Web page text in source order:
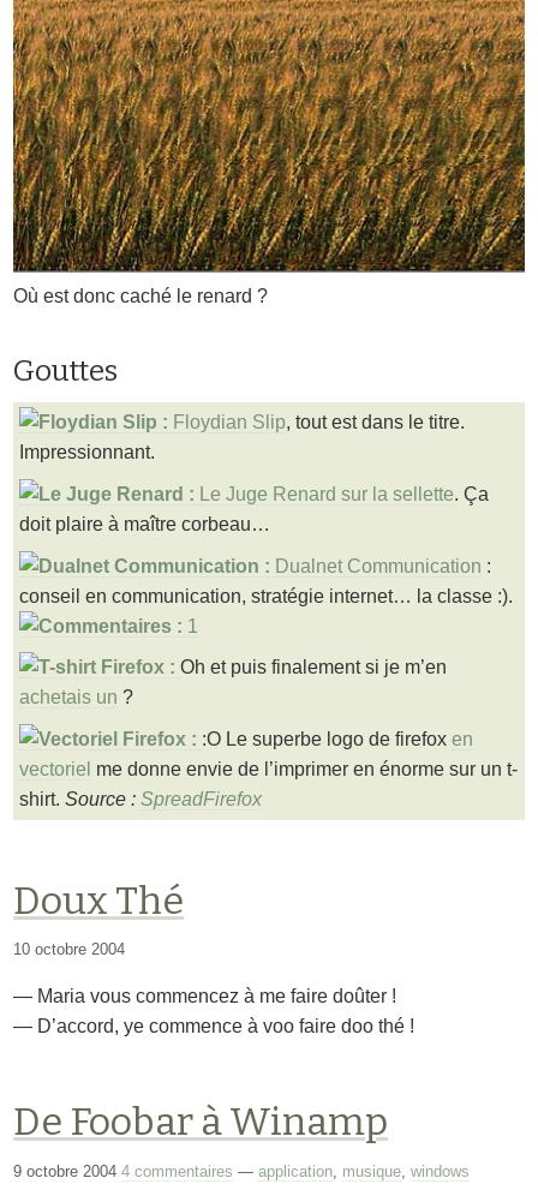
Où est donc caché le renard ?
Gouttes
Floydian Slip, tout est dans le titre.
Impressionnant.
Le Juge Renard sur la sellette. Ça
doit plaire à maître corbeau…
Dualnet Communication :
conseil en communication, stratégie internet… la classe :).
1
Oh et puis finalement si je m’en
achetais un ?
:O Le superbe logo de firefox en
vectoriel me donne envie de l’imprimer en énorme sur un t-
shirt. Source : SpreadFirefox
Doux Thé
10 octobre 2004
— Maria vous commencez à me faire doûter !
— D’accord, ye commence à voo faire doo thé !
De Foobar à Winamp
9 octobre 20044 commentaires —application, musique,windows